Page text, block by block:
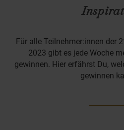
Für alle Teilnehmer:innen der
2023 gibt es jede Woche
gewinnen. Hier erfährst Du,
gewinnen